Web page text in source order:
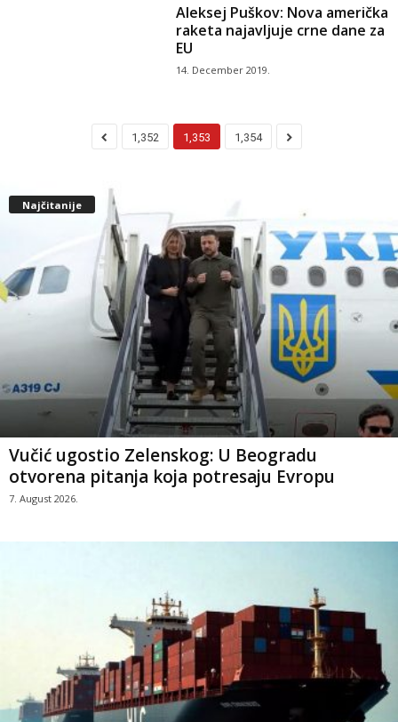
Aleksej Puškov: Nova američka
raketa najavljuje crne dane za
EU
14. December 2019.
1,352 1,353 1,354
Najčitanije
Vučić ugostio Zelenskog: U Beogradu
otvorena pitanja koja potresaju Evropu
7. August 2026.